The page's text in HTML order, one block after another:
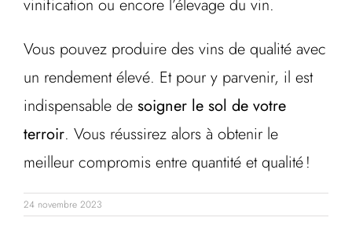
vinification ou encore l’élevage du vin.
Vous pouvez produire des vins de qualité avec
un rendement élevé. Et pour y parvenir, il est
indispensable de soigner le sol de votre
terroir. Vous réussirez alors à obtenir le
meilleur compromis entre quantité et qualité !
24 novembre 2023